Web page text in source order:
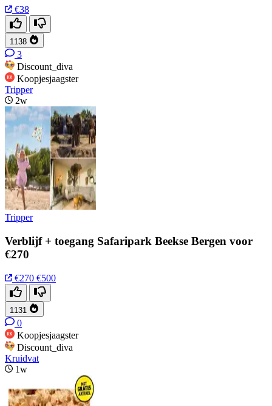
€38
1138
3
Discount_diva
Koopjesjaagster
Tripper
2w
Tripper
Verblijf + toegang Safaripark Beekse Bergen voor
€270
€270 €500
1131
0
Koopjesjaagster
Discount_diva
Kruidvat
1w